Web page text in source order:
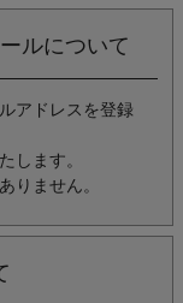
ルについて
アドレスを登録
します。
りません。